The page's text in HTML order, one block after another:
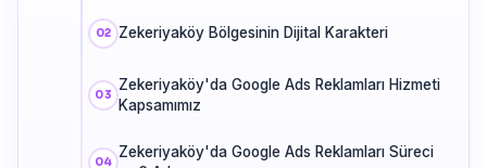
Zekeriyaköy Bölgesinin Dijital Karakteri
Zekeriyaköy'da Google Ads Reklamları Hizmeti
Kapsamımız
Zekeriyaköy'da Google Ads Reklamları Süreci